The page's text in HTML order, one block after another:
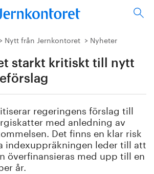
Nytt från Jernkontoret Nyheter
starkt kritiskt till nytt
regeringens förslag till
med anledning av
Det finns en klar risk
indexuppräkningen leder till att
överfinansieras med upp till en
år.